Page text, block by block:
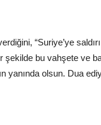
“Suriye’ye
şekilde bu vahşete ve
yanında olsun. Dua